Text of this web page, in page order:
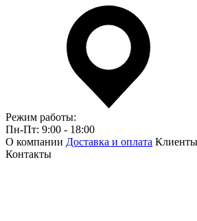
Режим работы:
Пн-Пт: 9:00 - 18:00
О компании Доставка и оплата Клиенты
Контакты